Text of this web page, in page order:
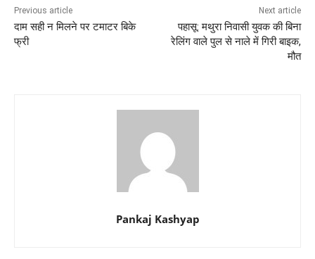
Previous article
दाम सही न मिलने पर टमाटर बिके
फ्री
Next article
पहासू: मथुरा निवासी युवक की बिना
रेलिंग वाले पुल से नाले में गिरी बाइक,
मौत
Pankaj Kashyap